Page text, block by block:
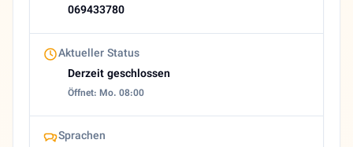
4,3 (18 Google reviews)
Heutige Öffnungszeiten
Geschlossen
About Daryoush Selookaneh
Allgemeinmediziner in Frankfurt am Main | Praxis
069433780
Aktueller Status
Derzeit geschlossen
Öffnet: Mo. 08:00
Sprachen